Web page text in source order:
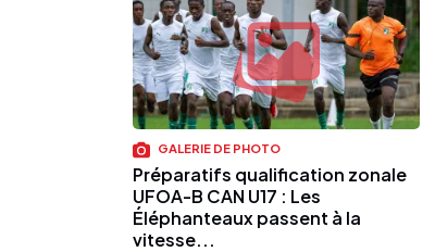
GALERIE DE PHOTO
Préparatifs qualification zonale
UFOA-B CAN U17 : Les
Éléphanteaux passent à la
vitesse...